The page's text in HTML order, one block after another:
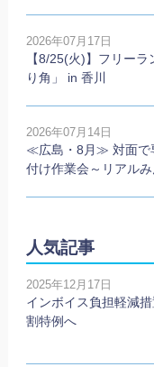
2026年07月17日
【8/25(火)】フリー
り角」 in 香川
2026年07月14日
≪広島・8月≫ 対面で
付け作業会～リアル
人気記事
2025年12月17日
インボイス負担軽減
割特例へ